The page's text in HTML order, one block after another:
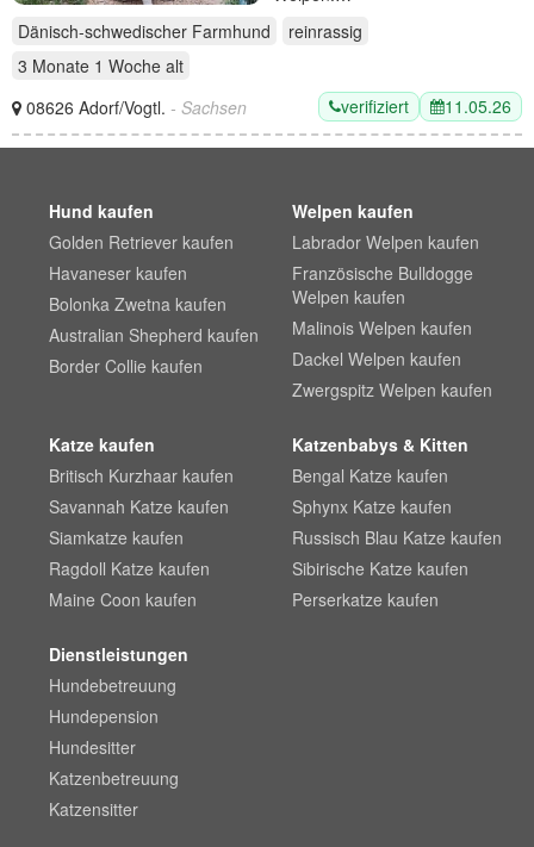
Dänisch-schwedischer Farmhund
reinrassig
3 Monate 1 Woche alt
08626 Adorf/Vogtl. - Sachsen verifiziert 11.05.26
Hund kaufen
Golden Retriever kaufen
Havaneser kaufen
Bolonka Zwetna kaufen
Australian Shepherd kaufen
Border Collie kaufen
Welpen kaufen
Labrador Welpen kaufen
Französische Bulldogge
Welpen kaufen
Malinois Welpen kaufen
Dackel Welpen kaufen
Zwergspitz Welpen kaufen
Katze kaufen
Britisch Kurzhaar kaufen
Savannah Katze kaufen
Siamkatze kaufen
Ragdoll Katze kaufen
Maine Coon kaufen
Katzenbabys & Kitten
Bengal Katze kaufen
Sphynx Katze kaufen
Russisch Blau Katze kaufen
Sibirische Katze kaufen
Perserkatze kaufen
Dienstleistungen
Hundebetreuung
Hundepension
Hundesitter
Katzenbetreuung
Katzensitter